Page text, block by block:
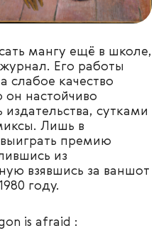
мангу ещё в школе,
Его работы
слабое качество
он настойчиво
сутками
Лишь в
выиграть премию
из
взявшись за ваншот
году.